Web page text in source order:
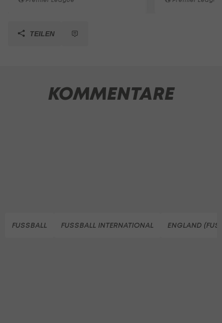
TEILEN
KOMMENTARE
FUSSBALL FUSSBALL INTERNATIONAL ENGLAND